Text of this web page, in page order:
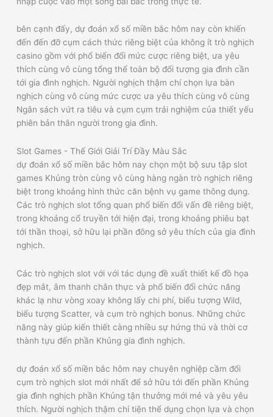
bên cạnh đấy, dự đoán xổ số miền bắc hôm nay còn khiến
đến đến đỡ cụm cách thức riêng biệt của không ít trò nghịch
casino gồm với phổ biến đổi mức cược riêng biệt, ưa yêu
thích cùng vô cùng tổng thể toàn bộ đối tượng gia đình cần
tới gia đình nghịch. Người nghịch thậm chí chọn lựa bàn
nghịch cùng vô cùng mức cược ưa yêu thích cùng vô cùng
Ngân sách vứt ra tiêu và cụm cụm trải nghiệm của thiết yếu
phiên bản thân người trong gia đình.
Slot Games - Thế Giới Giải Trí Đầy Màu Sắc
dự đoán xổ số miền bắc hôm nay chọn một bộ sưu tập slot
games Khủng tròn cùng vô cùng hàng ngàn trò nghịch riêng
biệt trong khoảng hình thức căn bệnh vụ game thông dụng.
Các trò nghịch slot tổng quan phổ biến đổi vấn đề riêng biệt,
trong khoảng cổ truyền tới hiện đại, trong khoảng phiêu bạt
tới thần thoại, sở hữu lại phần đông sở yêu thích của gia đình
nghịch.
Các trò nghịch slot với với tác dụng đề xuất thiết kế đồ họa
đẹp mắt, âm thanh chân thực và phổ biến đổi chức năng
khác lạ như vòng xoay không lấy chi phí, biểu tượng Wild,
biểu tượng Scatter, và cụm trò nghịch bonus. Những chức
năng này giúp kiến thiết càng nhiều sự hứng thú và thời cơ
thành tựu đến phần Khủng gia đình nghịch.
dự đoán xổ số miền bắc hôm nay chuyên nghiệp cầm đổi
cụm trò nghịch slot mới nhất để sở hữu tới đến phần Khủng
gia đình nghịch phần Khủng tận thưởng mới mẻ và yêu yêu
thích. Người nghịch thậm chí tiện thể dụng chọn lựa và chọn